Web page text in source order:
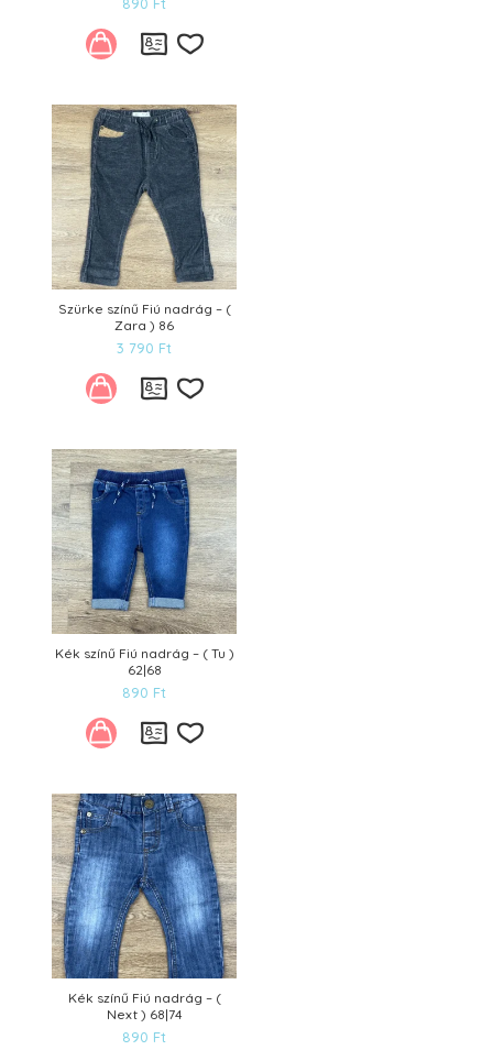
Kívánságlistára
Szürke színű Fiú nadrág – (
Zara ) 86
3 790 Ft
Kívánságlistára
Kék színű Fiú nadrág – ( Tu )
62|68
890 Ft
Kívánságlistára
Kék színű Fiú nadrág – (
Next ) 68|74
890 Ft